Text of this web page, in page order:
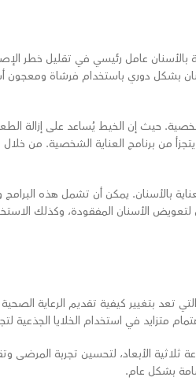
بالأسنان عامل رئيسي في تقليل خطر
بشكل دوري باستخدام فرشاة
حيث إن الخيط يُساعد على إزالة
من برنامج العناية الشخصية. من
بالأسنان. يمكن أن تشمل هذه
لتعويض الأسنان المفقودة، وكذلك
بتغيير كيفية تقديم الرعاية
متزايد في استخدام الخلايا
ثلاثية الأبعاد، لتحسين تجربة
بشكل عام.